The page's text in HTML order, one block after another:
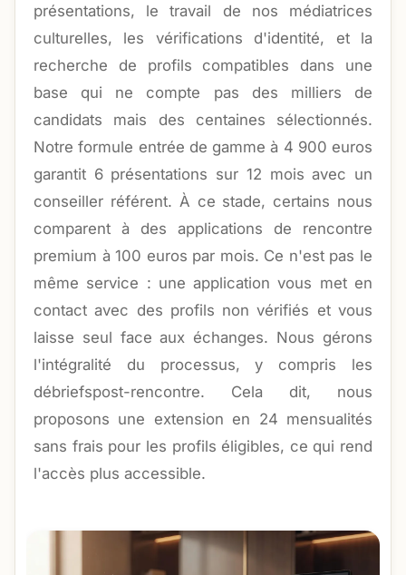
présentations, le travail de nos médiatrices
culturelles, les vérifications d'identité, et la
recherche de profils compatibles dans une
base qui ne compte pas des milliers de
candidats mais des centaines sélectionnés.
Notre formule entrée de gamme à 4 900 euros
garantit 6 présentations sur 12 mois avec un
conseiller référent. À ce stade, certains nous
comparent à des applications de rencontre
premium à 100 euros par mois. Ce n'est pas le
même service : une application vous met en
contact avec des profils non vérifiés et vous
laisse seul face aux échanges. Nous gérons
l'intégralité du processus, y compris les
débriefspost-rencontre. Cela dit, nous
proposons une extension en 24 mensualités
sans frais pour les profils éligibles, ce qui rend
l'accès plus accessible.